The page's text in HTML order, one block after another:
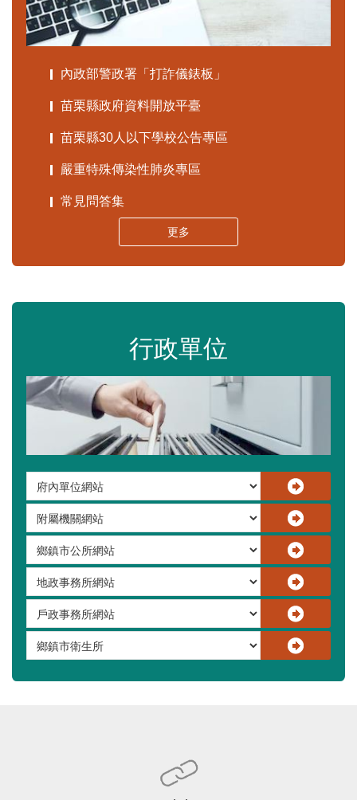
內政部警政署「打詐儀錶板」
苗栗縣政府資料開放平臺
苗栗縣30人以下學校公告專區
嚴重特殊傳染性肺炎專區
常見問答集
更多
行政單位